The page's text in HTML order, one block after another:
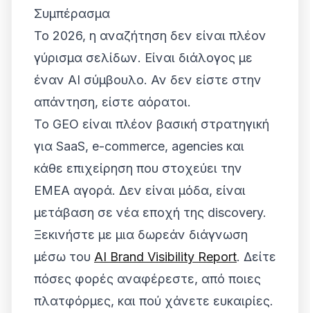
Συμπέρασμα
Το 2026, η αναζήτηση δεν είναι πλέον
γύρισμα σελίδων. Είναι διάλογος με
έναν AI σύμβουλο. Αν δεν είστε στην
απάντηση, είστε αόρατοι.
Το GEO είναι πλέον βασική στρατηγική
για SaaS, e-commerce, agencies και
κάθε επιχείρηση που στοχεύει την
EMEA αγορά. Δεν είναι μόδα, είναι
μετάβαση σε νέα εποχή της discovery.
Ξεκινήστε με μια δωρεάν διάγνωση
μέσω του AI Brand Visibility Report. Δείτε
πόσες φορές αναφέρεστε, από ποιες
πλατφόρμες, και πού χάνετε ευκαιρίες.